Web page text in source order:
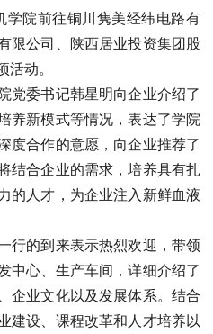
学院前往铜川隽美经纬电路有
限公司、陕西居业投资集团股
活动。
党委书记韩星明向企业介绍了
养新模式等情况，表达了学院
度合作的意愿，向企业推荐了
结合企业的需求，培养具有扎
的人才，为企业注入新鲜血液
行的到来表示热烈欢迎，带领
中心、生产车间，详细介绍了
企业文化以及发展体系。结合
建设、课程改革和人才培养以